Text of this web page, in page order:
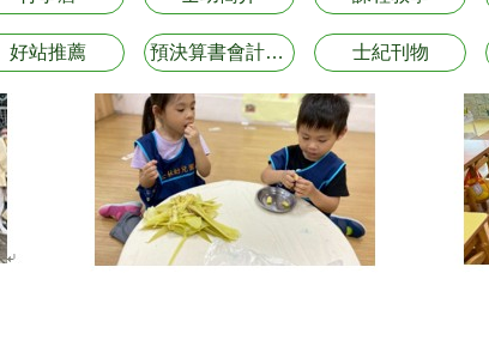
好站推薦 預決算書會計月報表專區 士紀刊物